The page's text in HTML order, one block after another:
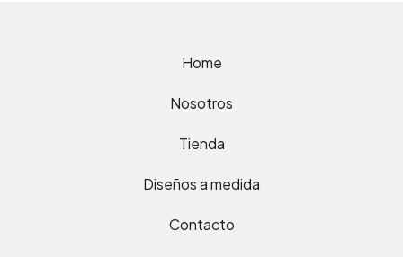
Home
Nosotros
Tienda
Diseños a medida
Contacto